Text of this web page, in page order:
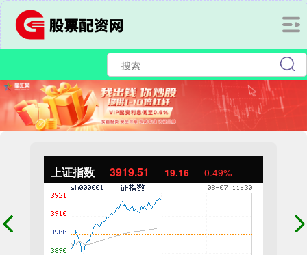
上证指数 3919.51 19.16 0.49%